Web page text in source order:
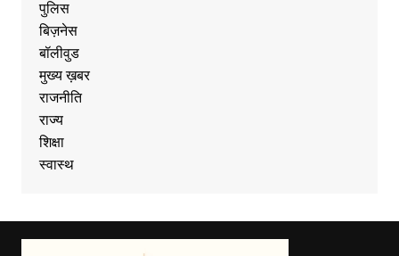
पुलिस
बिज़नेस
बॉलीवुड
मुख्य ख़बर
राजनीति
राज्य
शिक्षा
स्वास्थ